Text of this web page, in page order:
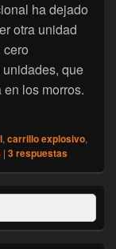
ha dejado
otra unidad
que
los morros.
BB… y Kings
, carrillo explosivo,
| 3respuestas